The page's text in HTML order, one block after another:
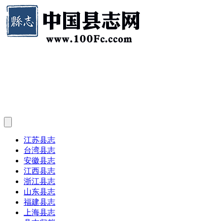
江苏县志
台湾县志
安徽县志
江西县志
浙江县志
山东县志
福建县志
上海县志